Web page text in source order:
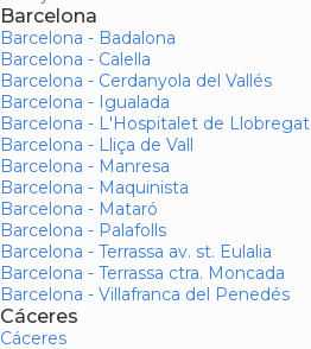
Barcelona
Barcelona - Badalona
Barcelona - Calella
Barcelona - Cerdanyola del Vallés
Barcelona - Igualada
Barcelona - L'Hospitalet de Llobregat
Barcelona - Lliça de Vall
Barcelona - Manresa
Barcelona - Maquinista
Barcelona - Mataró
Barcelona - Palafolls
Barcelona - Terrassa av. st. Eulalia
Barcelona - Terrassa ctra. Moncada
Barcelona - Villafranca del Penedés
Cáceres
Cáceres